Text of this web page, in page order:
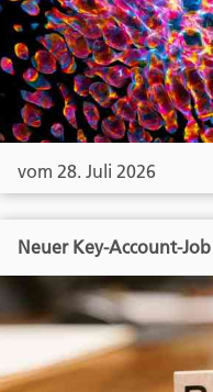
vom 28. Juli 2026
Neuer Key-Account-